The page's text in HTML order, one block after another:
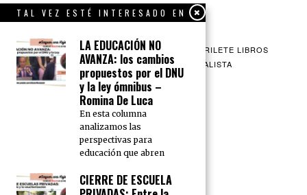
QUIENES SOMOS CONTACTO
BARRILETE LIBROS
CEICS
ENGLISH VÍA SOCIALISTA
TAL VEZ ESTÉ INTERESADO EN
LA EDUCACIÓN NO
AVANZA: los cambios
propuestos por el DNU
y la ley ómnibus –
Romina De Luca
En esta columna
analizamos las
perspectivas para
educación que abren
CIERRE DE ESCUELA